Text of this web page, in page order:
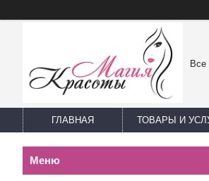
Все
ГЛАВНАЯ ТОВАРЫ И